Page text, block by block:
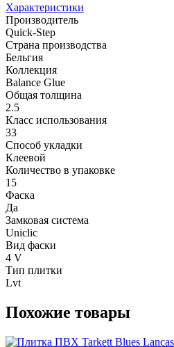
Характеристики
Производитель
Quick-Step
Страна производства
Бельгия
Коллекция
Balance Glue
Общая толщина
2.5
Класс использования
33
Способ укладки
Клеевой
Количество в упаковке
15
Фаска
Да
Замковая система
Uniclic
Вид фаски
4 V
Тип плитки
Lvt
Похожие товары